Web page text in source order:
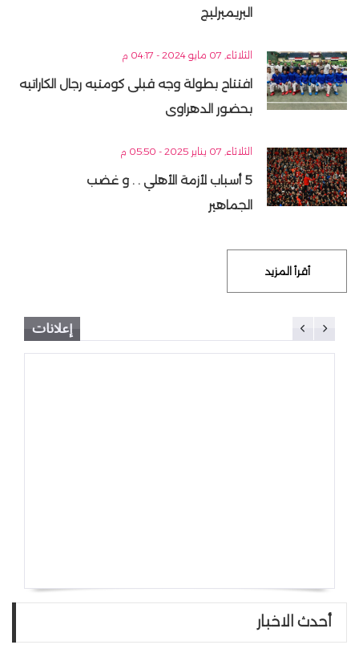
البريميرليج
الثلاثاء, 07 مايو 2024 - 04:17 م
افتتاح بطولة وجه قبلى كومتيه رجال الكاراتيه
بحضور الدهراوى
الثلاثاء, 07 يناير 2025 - 05:50 م
5 أسباب لأزمة الأهلي . . و غضب
الجماهير
أقرأ المزيد
إعلانات
أحدث الاخبار